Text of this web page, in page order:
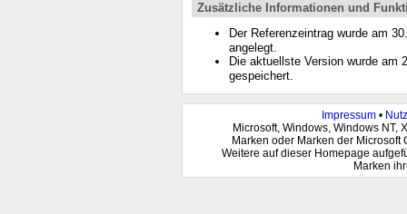
Zusätzliche Informationen und
Der Referenzeintrag wurde am
angelegt.
Die aktuellste Version wurde am
gespeichert.
Impressum•
Microsoft, Windows, Windows NT,
Marken oder Marken der
Weitere auf dieser Homepage
Marken